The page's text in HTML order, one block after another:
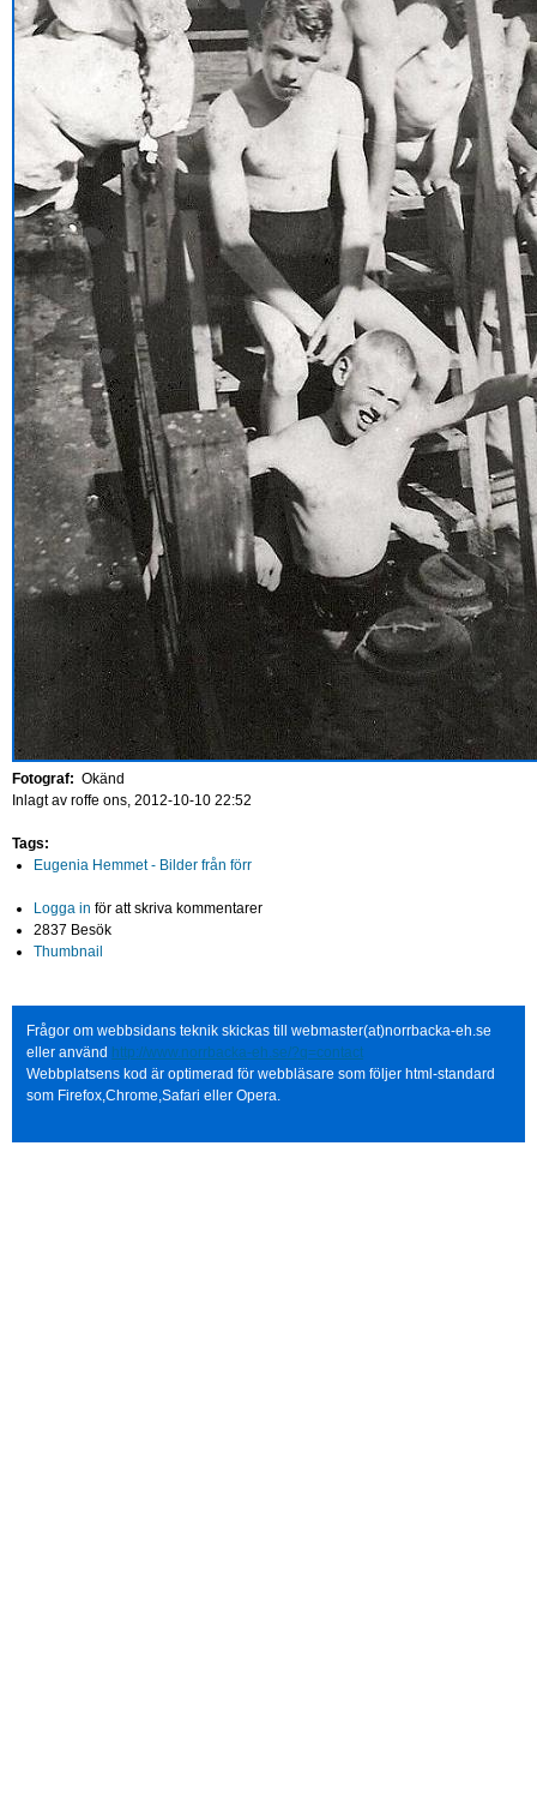
Fotograf: Okänd
Inlagt av roffe ons, 2012-10-10 22:52
Tags:
Eugenia Hemmet - Bilder från förr
Logga in för att skriva kommentarer
2837 Besök
Thumbnail
Frågor om webbsidans teknik skickas till webmaster(at)norrbacka-eh.se
eller använd http://www.norrbacka-eh.se/?q=contact
Webbplatsens kod är optimerad för webbläsare som följer html-standard
som Firefox,Chrome,Safari eller Opera.